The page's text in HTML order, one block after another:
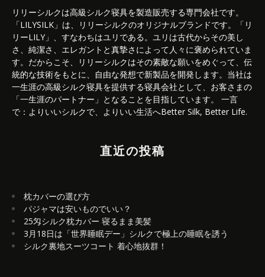
リリーシルクは高級シルク寝具を製造販売する専門会社です。
「LILYSILK」は、リリーシルクのオリジナルブランドです。「リ
リーLILY」、すなわちはユリである。ユリは古代からその美し
さ、純潔さ、エレガントと真摯さによって人々に褒められていま
す。だからこそ、リリーシルクはその素敵な願いをめぐって、伝
統的な技術をもとに、自由な発想で新製品を開発します。当社は
一生涯の高級シルク寝具を提供する寝具会社として、お客さまの
「一生涯のパートナー」となることを目指しています。 一言
で：よりいいシルクで、よりいい生活へBetter Silk, Better Life.
直近の投稿
枕カバーの選び方
パジャマは安いものでいい？
25匁シルク枕カバー 寝るまま美髪
3月18日は「世界睡眠デー」シルクで極上の睡眠を誘う
シルク裏地スーツコート 着心地抜群！